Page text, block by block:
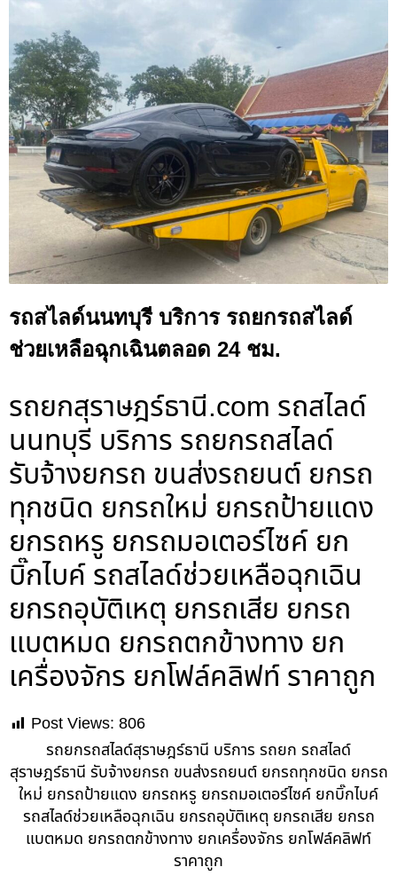
รถสไลด์นนทบุรี บริการ รถยกรถสไลด์
ช่วยเหลือฉุกเฉินตลอด 24 ชม.
รถยกสุราษฎร์ธานี.com รถสไลด์
นนทบุรี บริการ รถยกรถสไลด์
รับจ้างยกรถ ขนส่งรถยนต์ ยกรถ
ทุกชนิด ยกรถใหม่ ยกรถป้ายแดง
ยกรถหรู ยกรถมอเตอร์ไซค์ ยก
บิ๊กไบค์ รถสไลด์ช่วยเหลือฉุกเฉิน
ยกรถอุบัติเหตุ ยกรถเสีย ยกรถ
แบตหมด ยกรถตกข้างทาง ยก
เครื่องจักร ยกโฟล์คลิฟท์ ราคาถูก
Post Views: 806
รถยกรถสไลด์สุราษฎร์ธานี บริการ รถยก รถสไลด์
สุราษฎร์ธานี รับจ้างยกรถ ขนส่งรถยนต์ ยกรถทุกชนิด ยกรถ
ใหม่ ยกรถป้ายแดง ยกรถหรู ยกรถมอเตอร์ไซค์ ยกบิ๊กไบค์
รถสไลด์ช่วยเหลือฉุกเฉิน ยกรถอุบัติเหตุ ยกรถเสีย ยกรถ
แบตหมด ยกรถตกข้างทาง ยกเครื่องจักร ยกโฟล์คลิฟท์
ราคาถูก